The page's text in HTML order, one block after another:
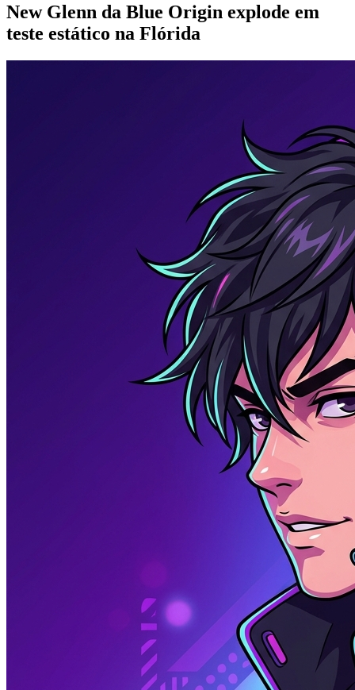
New Glenn da Blue Origin explode em
teste estático na Flórida